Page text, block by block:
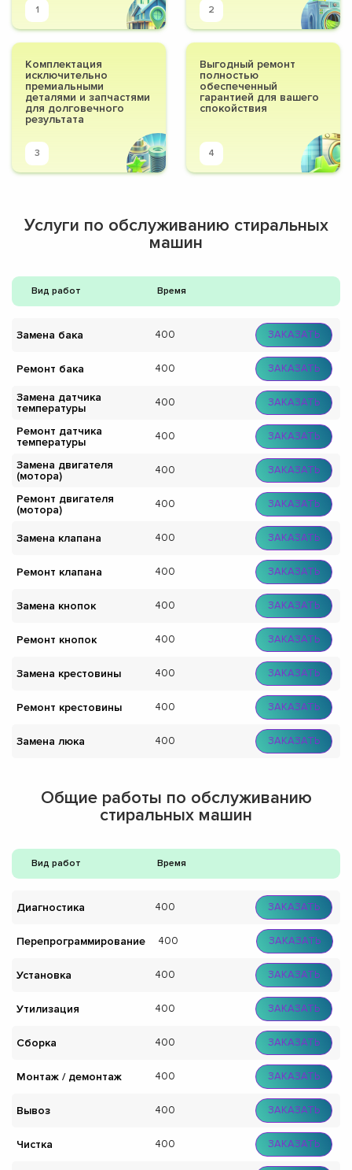
1 2
Комплектация
исключительно
премиальными
деталями и запчастями
для долговечного
результата
3
Выгодный ремонт
полностью
обеспеченный
гарантией для вашего
спокойствия
4
Услуги по обслуживанию стиральных
машин
Вид работ Время
Замена бака 400 ЗАКАЗАТЬ
Ремонт бака 400 ЗАКАЗАТЬ
Замена датчика
температуры
400 ЗАКАЗАТЬ
Ремонт датчика
температуры
400 ЗАКАЗАТЬ
Замена двигателя
(мотора)
400 ЗАКАЗАТЬ
Ремонт двигателя
(мотора)
400 ЗАКАЗАТЬ
Замена клапана 400 ЗАКАЗАТЬ
Ремонт клапана 400 ЗАКАЗАТЬ
Замена кнопок 400 ЗАКАЗАТЬ
Ремонт кнопок 400 ЗАКАЗАТЬ
Замена крестовины 400 ЗАКАЗАТЬ
Ремонт крестовины 400 ЗАКАЗАТЬ
Замена люка 400 ЗАКАЗАТЬ
Общие работы по обслуживанию
стиральных машин
Вид работ Время
Диагностика 400 ЗАКАЗАТЬ
Перепрограммирование 400 ЗАКАЗАТЬ
Установка 400 ЗАКАЗАТЬ
Утилизация 400 ЗАКАЗАТЬ
Сборка 400 ЗАКАЗАТЬ
Монтаж / демонтаж 400 ЗАКАЗАТЬ
Вывоз 400 ЗАКАЗАТЬ
Чистка 400 ЗАКАЗАТЬ